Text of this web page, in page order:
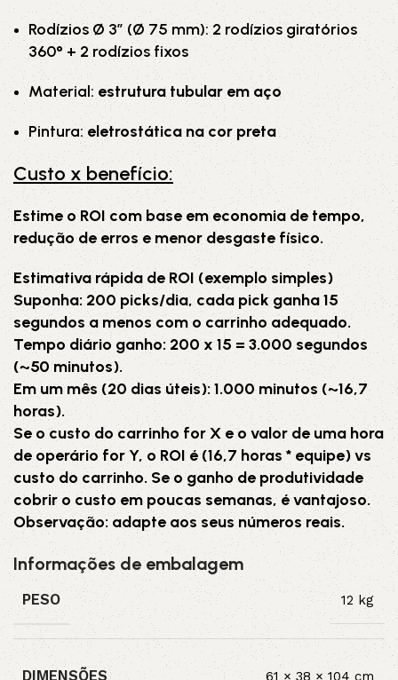
Rodízios Ø 3” (Ø75 mm): 2 rodízios giratórios
360° + 2 rodízios fixos
Material: estrutura tubular em aço
Pintura:eletrostática na cor preta
Custo x benefício:
Estime o ROI com base em economia de tempo,
redução de erros e menor desgaste físico.
Estimativa rápida de ROI (exemplo simples)
Suponha: 200 picks/dia, cada pick ganha 15
segundos a menos com o carrinho adequado.
Tempo diário ganho: 200 x 15 = 3.000 segundos
(~50 minutos).
Em um mês (20 dias úteis): 1.000 minutos (~16,7
horas).
Se o custo do carrinho for X e o valor de uma hora
de operário for Y, o ROI é (16,7 horas * equipe) vs
custo do carrinho. Se o ganho de produtividade
cobrir o custo em poucas semanas, é vantajoso.
Observação: adapte aos seus números reais.
Informações de embalagem
PESO 12 kg
DIMENSÕES 61 × 38 × 104 cm